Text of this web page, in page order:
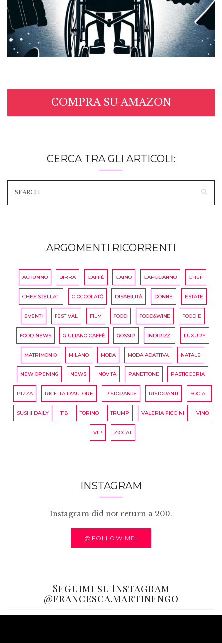
COMPRA SU AMAZON
CERCA TRA GLI ARTICOLI:
ARGOMENTI RICORRENTI
AUTUNNO BIRRA CAFFÈ CAINO CAPODANNO CHEF
CHEF STELLATI CIOCCOLATÒ DISABILITÀ DONNE ESTATE
EVENTI FESTIVAL FILM FOOD FOOD&WINE FOODIE
FOOD NEWS GIULIANO CAFFÈ GOSSIP INDIRIZZI LUXURY
MATRIMONIO MILANO MODA MODA ADATTIVA NATALE
NEW OPENING NEWS NOVITÀ PANETTONE PASTICCERIA
PIZZA RICETTA D'AUTORE RISTORANTE RISTORANTI SOCIAL
SUSHI DAILY T18 TORINO TRUMP VALERIA PICCINI VINO
VIP ZICCAT
INSTAGRAM
Instagram did not return a 200.
@FOLLOW ME!
Seguimi su Instagram
@francesca.martinengo